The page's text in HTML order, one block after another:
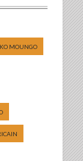
MOUNGO